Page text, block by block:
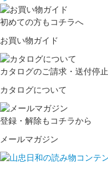
初めての方もコチラへ
お買い物ガイド
カタログのご請求・送付停止
カタログについて
登録・解除もコチラから
メールマガジン